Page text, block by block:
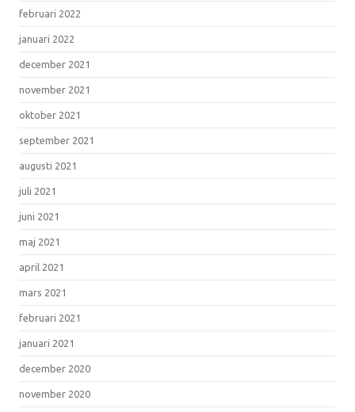
februari 2022
januari 2022
december 2021
november 2021
oktober 2021
september 2021
augusti 2021
juli 2021
juni 2021
maj 2021
april 2021
mars 2021
februari 2021
januari 2021
december 2020
november 2020